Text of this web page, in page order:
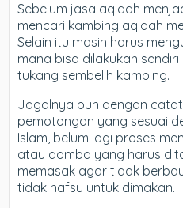
Sebelum jasa aqiqah
mencari kambing aqiqah
Selain itu masih harus
mana bisa dilakukan
tukang sembelih kambing.
Jagalnya pun dengan
pemotongan yang sesuai
Islam, belum lagi proses
atau domba yang harus
memasak agar tidak
tidak nafsu untuk dimakan.